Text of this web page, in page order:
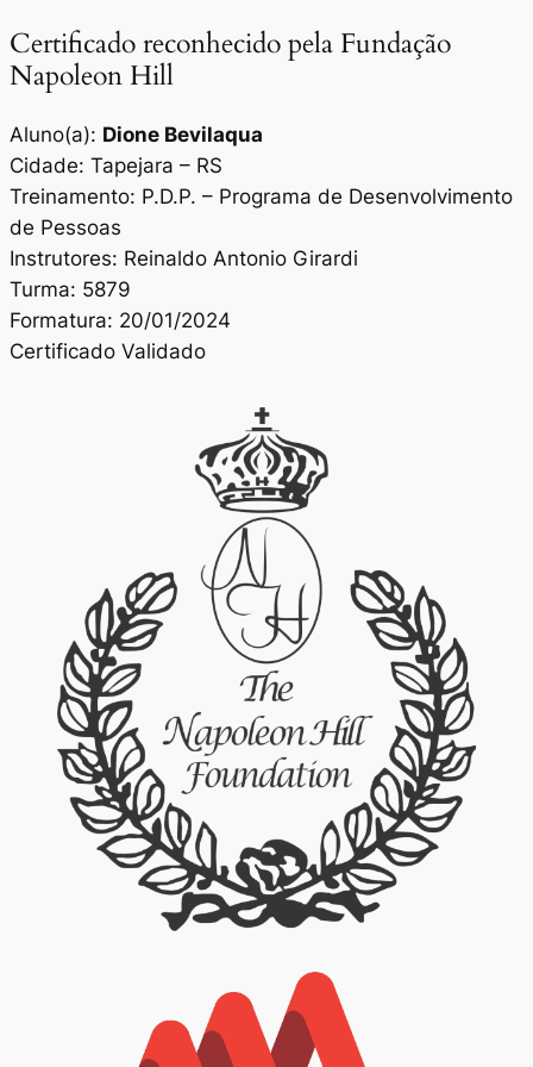
Certificado reconhecido pela Fundação
Napoleon Hill
Aluno(a): Dione Bevilaqua
Cidade: Tapejara – RS
Treinamento: P.D.P. – Programa de Desenvolvimento
de Pessoas
Instrutores: Reinaldo Antonio Girardi
Turma: 5879
Formatura: 20/01/2024
Certificado Validado